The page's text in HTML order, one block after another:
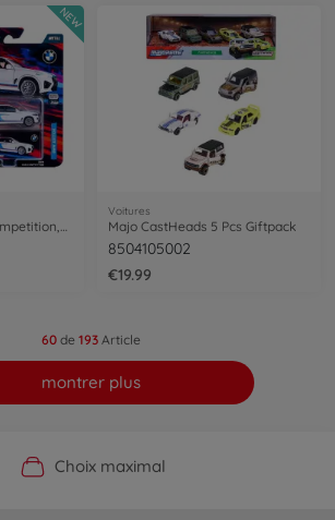
NEW
Voitures
Majo CastHeads 5 Pcs Giftpack
8504105002
€19.99
60de 193Article
montrer plus
Boutique officielle du fabricant
Choix maximal
Service personnalisé
Livraison rapide